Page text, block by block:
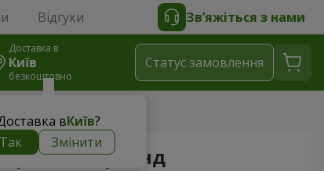
Відгуки Зв’яжіться з нами
Доставка в
Київ
безкоштовно
вКиїв?
Так
Змінити
Статус замовлення
троянд
троянд